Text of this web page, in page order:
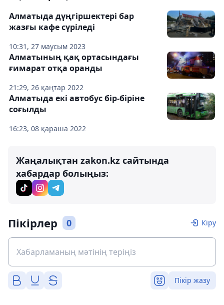
10:31, 27 маусым 2023
Алматыда дүңгіршектері бар
жазғы кафе сүріледі
21:29, 26 қаңтар 2022
Алматының қақ ортасындағы
ғимарат отқа оранды
16:23, 08 қараша 2022
Алматыда екі автобус бір-біріне
соғылды
Жаңалықтан zakon.kz сайтында
хабардар болыңыз:
Пікірлер 0 Кіру
Пікір жазу